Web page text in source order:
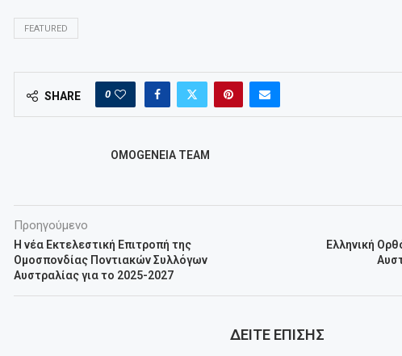
FEATURED
SHARE 0
OMOGENEIA TEAM
Προηγούμενο
Η νέα Εκτελεστική Επιτροπή της
Ομοσπονδίας Ποντιακών Συλλόγων
Αυστραλίας για το 2025-2027
Ελληνική
ΔΕΙΤΕ ΕΠΙΣΗΣ